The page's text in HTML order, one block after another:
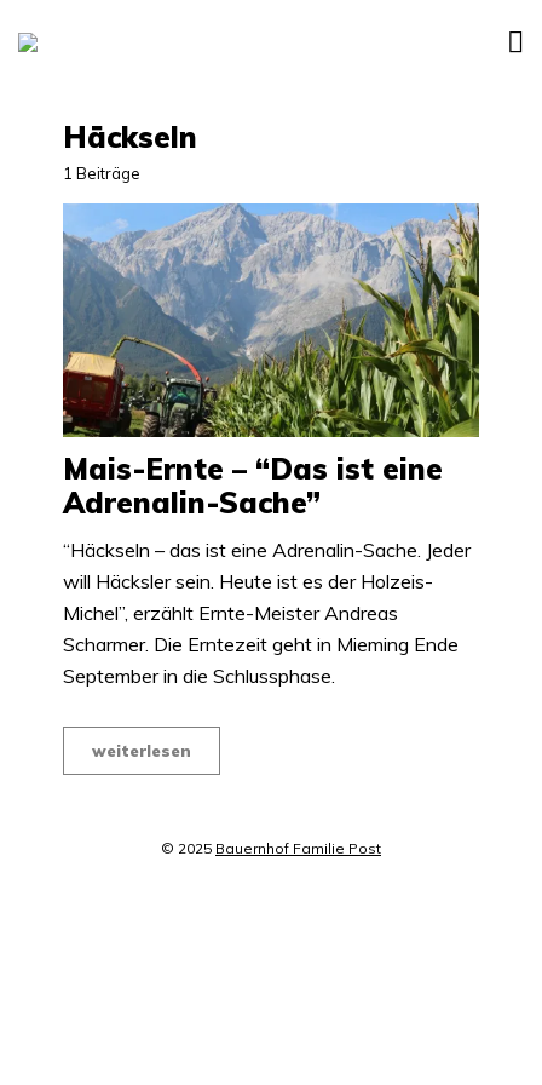
Häckseln
1 Beiträge
Mais-Ernte – “Das ist eine
Adrenalin-Sache”
“Häckseln – das ist eine Adrenalin-Sache. Jeder
will Häcksler sein. Heute ist es der Holzeis-
Michel”, erzählt Ernte-Meister Andreas
Scharmer. Die Erntezeit geht in Mieming Ende
September in die Schlussphase.
weiterlesen
© 2025 Bauernhof Familie Post